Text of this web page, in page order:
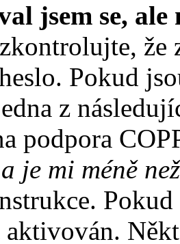
jsem se,
že
Pokud
z
podpora
je mi méně